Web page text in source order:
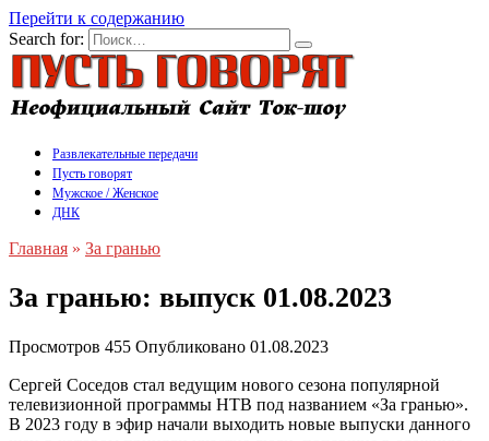
Перейти к содержанию
Search for:
Развлекательные передачи
Пусть говорят
Мужское / Женское
ДНК
Главная » За гранью
За гранью: выпуск 01.08.2023
Просмотров 455 Опубликовано 01.08.2023
Сергей Соседов стал ведущим нового сезона популярной
телевизионной программы НТВ под названием «За гранью».
В 2023 году в эфир начали выходить новые выпуски данного